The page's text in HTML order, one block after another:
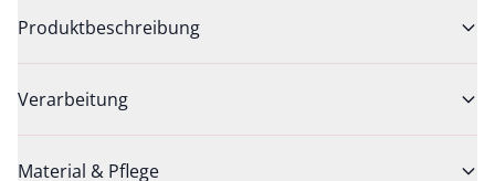
Produktbeschreibung
Verarbeitung
Material & Pflege